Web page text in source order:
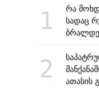
1
რა
სადაც
2
ათასის